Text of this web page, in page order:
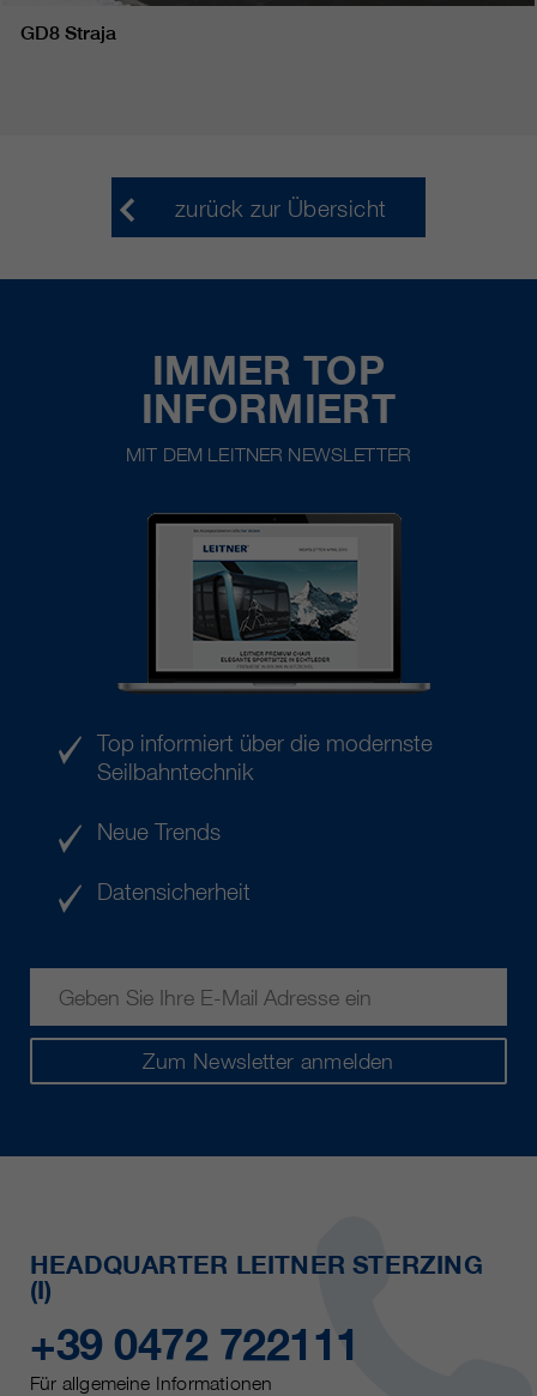
GD8 Straja
zurück zur Übersicht
IMMER TOP
INFORMIERT
MIT DEM LEITNER NEWSLETTER
Zum Newsletter anmelden
Top informiert über die modernste
Seilbahntechnik
Neue Trends
Datensicherheit
HEADQUARTER LEITNER STERZING
(I)
+39 0472 722111
Für allgemeine Informationen